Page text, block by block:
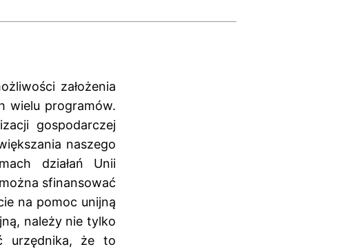
założenia
wielu programów.
gospodarczej
naszego
działań Unii
sfinansować
na pomoc unijną
należy nie tylko
urzędnika, że to